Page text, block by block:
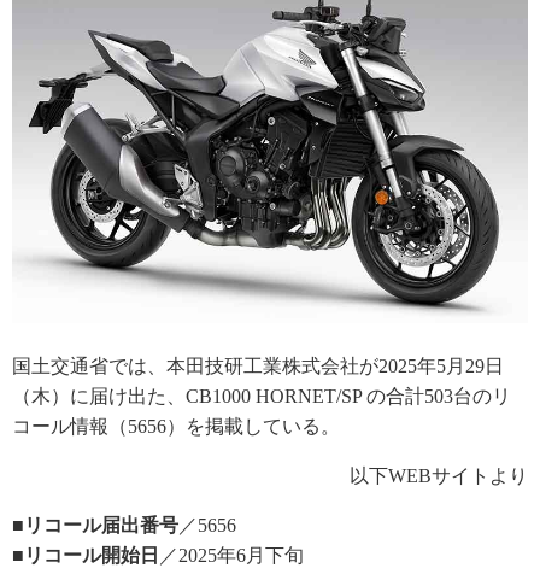
国土交通省では、本田技研工業株式会社が2025年5月29日
（木）に届け出た、CB1000 HORNET/SP の合計503台のリ
コール情報（5656）を掲載している。
以下WEBサイトより
■リコール届出番号 ／5656
■リコール開始日 ／2025年6月下旬